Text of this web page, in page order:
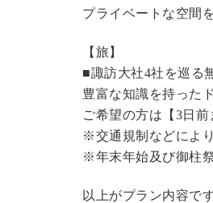
プライベートな空間
【旅】
■諏訪大社4社を巡る
豊富な知識を持った
ご希望の方は【3日前
※交通規制などによ
※年末年始及び御柱
以上がプラン内容で